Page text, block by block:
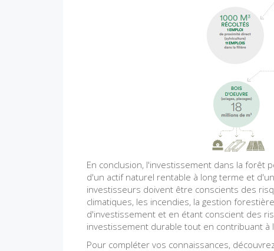
En conclusion, l'investissement dans la
d'un actif naturel rentable à long terme et
investisseurs doivent être conscients des
climatiques, les incendies, la gestion
d'investissement et en étant conscient des
investissement durable tout en contribuant
Pour compléter vos connaissances,